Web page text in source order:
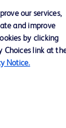
our services,
and improve
by clicking
Choices link at
Notice.